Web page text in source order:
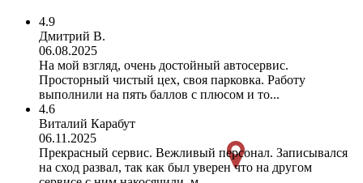
4.9
Дмитрий В.
06.08.2025
На мой взгляд, очень достойный автосервис.
Просторный чистый цех, своя парковка. Работу
выполнили на пять баллов с плюсом и то...
4.6
Виталий Карабут
06.11.2025
Прекрасный сервис. Вежливый персонал. Записывался
на сход развал, так как был уверен что на другом